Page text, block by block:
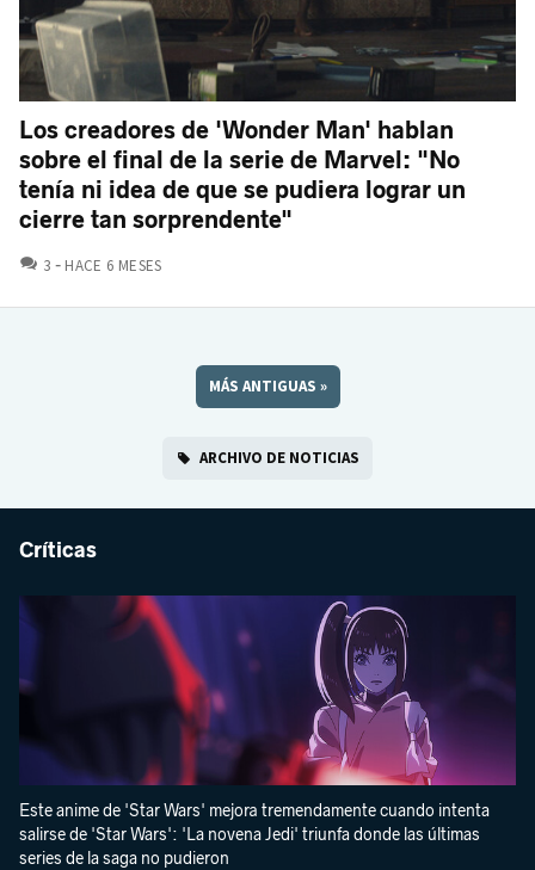
Los creadores de 'Wonder Man' hablan
sobre el final de la serie de Marvel: "No
tenía ni idea de que se pudiera lograr un
cierre tan sorprendente"
3 COMENTARIOS
HACE 6 MESES
MÁS ANTIGUAS »
ARCHIVO DE NOTICIAS
Críticas
Este anime de 'Star Wars' mejora tremendamente cuando intenta
salirse de 'Star Wars': 'La novena Jedi' triunfa donde las últimas
series de la saga no pudieron